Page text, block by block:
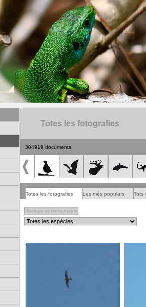
Totes les fotografies
304919 documents
Totes les fotografies Les més populars Tots